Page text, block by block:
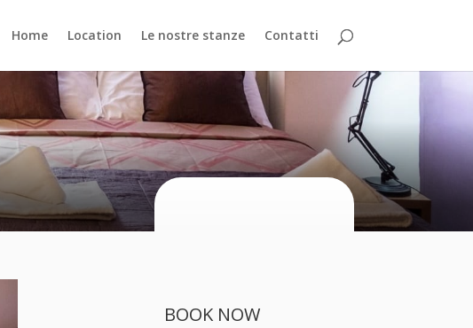
Home Location Le nostre stanze Contatti
BOOK NOW